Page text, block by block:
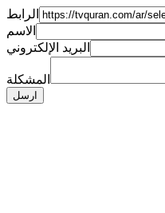
الرابط
الاسم
البريد الإلكتروني
المشكلة
ارسل